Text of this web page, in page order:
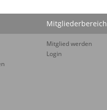
Mitgliederbereich
Mitglied werden
Login